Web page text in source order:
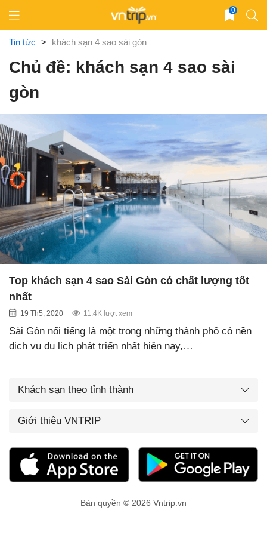
content
0
Tin tức > khách sạn 4 sao sài gòn
Chủ đề: khách sạn 4 sao sài
gòn
Top khách sạn 4 sao Sài Gòn có chất lượng tốt
nhất
19 Th5, 2020 11.4K lượt xem
Sài Gòn nổi tiếng là một trong những thành phố có nền
dịch vụ du lịch phát triển nhất hiện nay,…
Khách sạn theo tỉnh thành
Giới thiệu VNTRIP
Bản quyền © 2026 Vntrip.vn